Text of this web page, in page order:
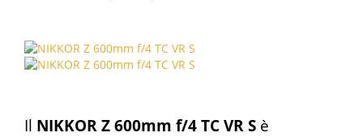
Il NIKKOR Z 600mm f/4 TC VR S è